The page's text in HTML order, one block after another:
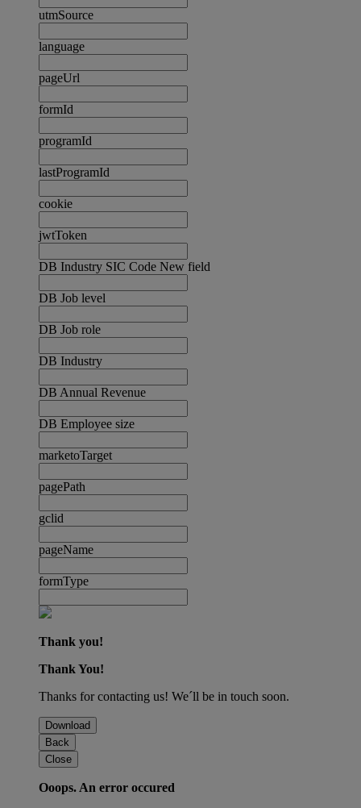
utmSource
language
pageUrl
formId
programId
lastProgramId
cookie
jwtToken
DB Industry SIC Code New field
DB Job level
DB Job role
DB Industry
DB Annual Revenue
DB Employee size
marketoTarget
pagePath
gclid
pageName
formType
Thank you!
Thank You!
Thanks for contacting us! We´ll be in touch soon.
Download
Back
Close
Ooops. An error occured